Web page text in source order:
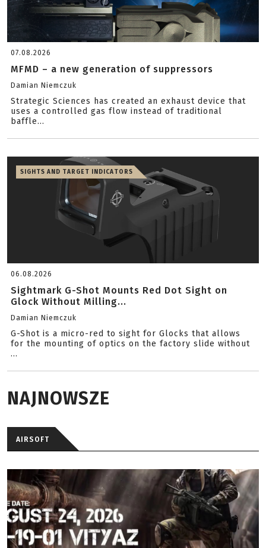
07.08.2026
MFMD – a new generation of suppressors
Damian Niemczuk
Strategic Sciences has created an exhaust device that
uses a controlled gas flow instead of traditional
baffle...
SIGHTS AND TARGET INDICATORS
06.08.2026
Sightmark G-Shot Mounts Red Dot Sight on
Glock Without Milling...
Damian Niemczuk
G-Shot is a micro-red to sight for Glocks that allows
for the mounting of optics on the factory slide without
...
NAJNOWSZE
AIRSOFT